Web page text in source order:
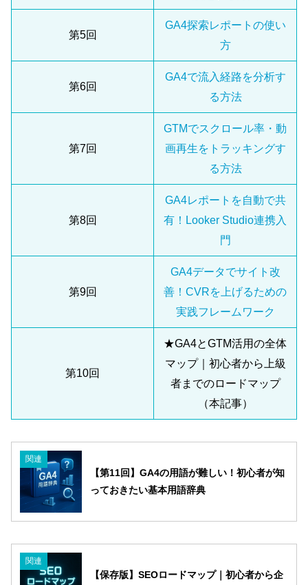
第5回
GA4探索レポートの使い
方
第6回
GA4で流入経路を分析す
る方法
第7回
GTMでスクロール率・動
画再生をトラッキングす
る方法
第8回
GA4レポートを自動で共
有！Looker Studio連携入
門
第9回
GA4データでサイト改
善！CVRを上げるための
実践フレームワーク
第10回
★GA4とGTM活用の全体
マップ｜初心者から上級
者までのロードマップ
（本記事）
関連
【第11回】GA4の用語が難しい！初心者が知
っておきたい基本用語辞典
関連
【保存版】SEOロードマップ｜初心者から企